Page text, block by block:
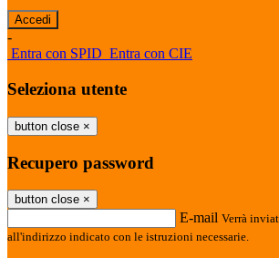
-
Entra con SPID Entra con CIE
Seleziona utente
button close ×
Recupero password
button close ×
E-mail Verrà
all'indirizzo indicato con le istruzioni necessarie.